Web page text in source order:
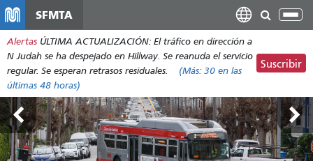
contenido
principal
SFMTA
Alertas ÚLTIMA ACTUALIZACIÓN: El tráfico en dirección a
N Judah se ha despejado en Hillway. Se reanuda el servicio
regular. Se esperan retrasos residuales.
(Más: 30 en las
últimas 48 horas)
Suscribir